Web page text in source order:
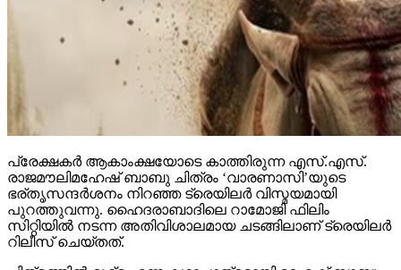
പ്രേക്ഷകര്‍ ആകാംക്ഷയോടെ കാത്തിരുന്ന എസ്.എസ്.
രാജമൗലിമഹേഷ് ബാബു ചിത്രം ‘വാരണാസി’യുടെ
ഭര്തൃസന്ദര്‍ശനം നിറഞ്ഞ ട്രെയിലര്‍ വിസ്മയമായി
പുറത്തുവന്നു. ഹൈദരാബാദിലെ റാമോജി ഫിലിം
സിറ്റിയില്‍ നടന്ന അതിവിശാലമായ ചടങ്ങിലാണ് ട്രെയിലര്‍
റിലീസ് ചെയ്തത്.